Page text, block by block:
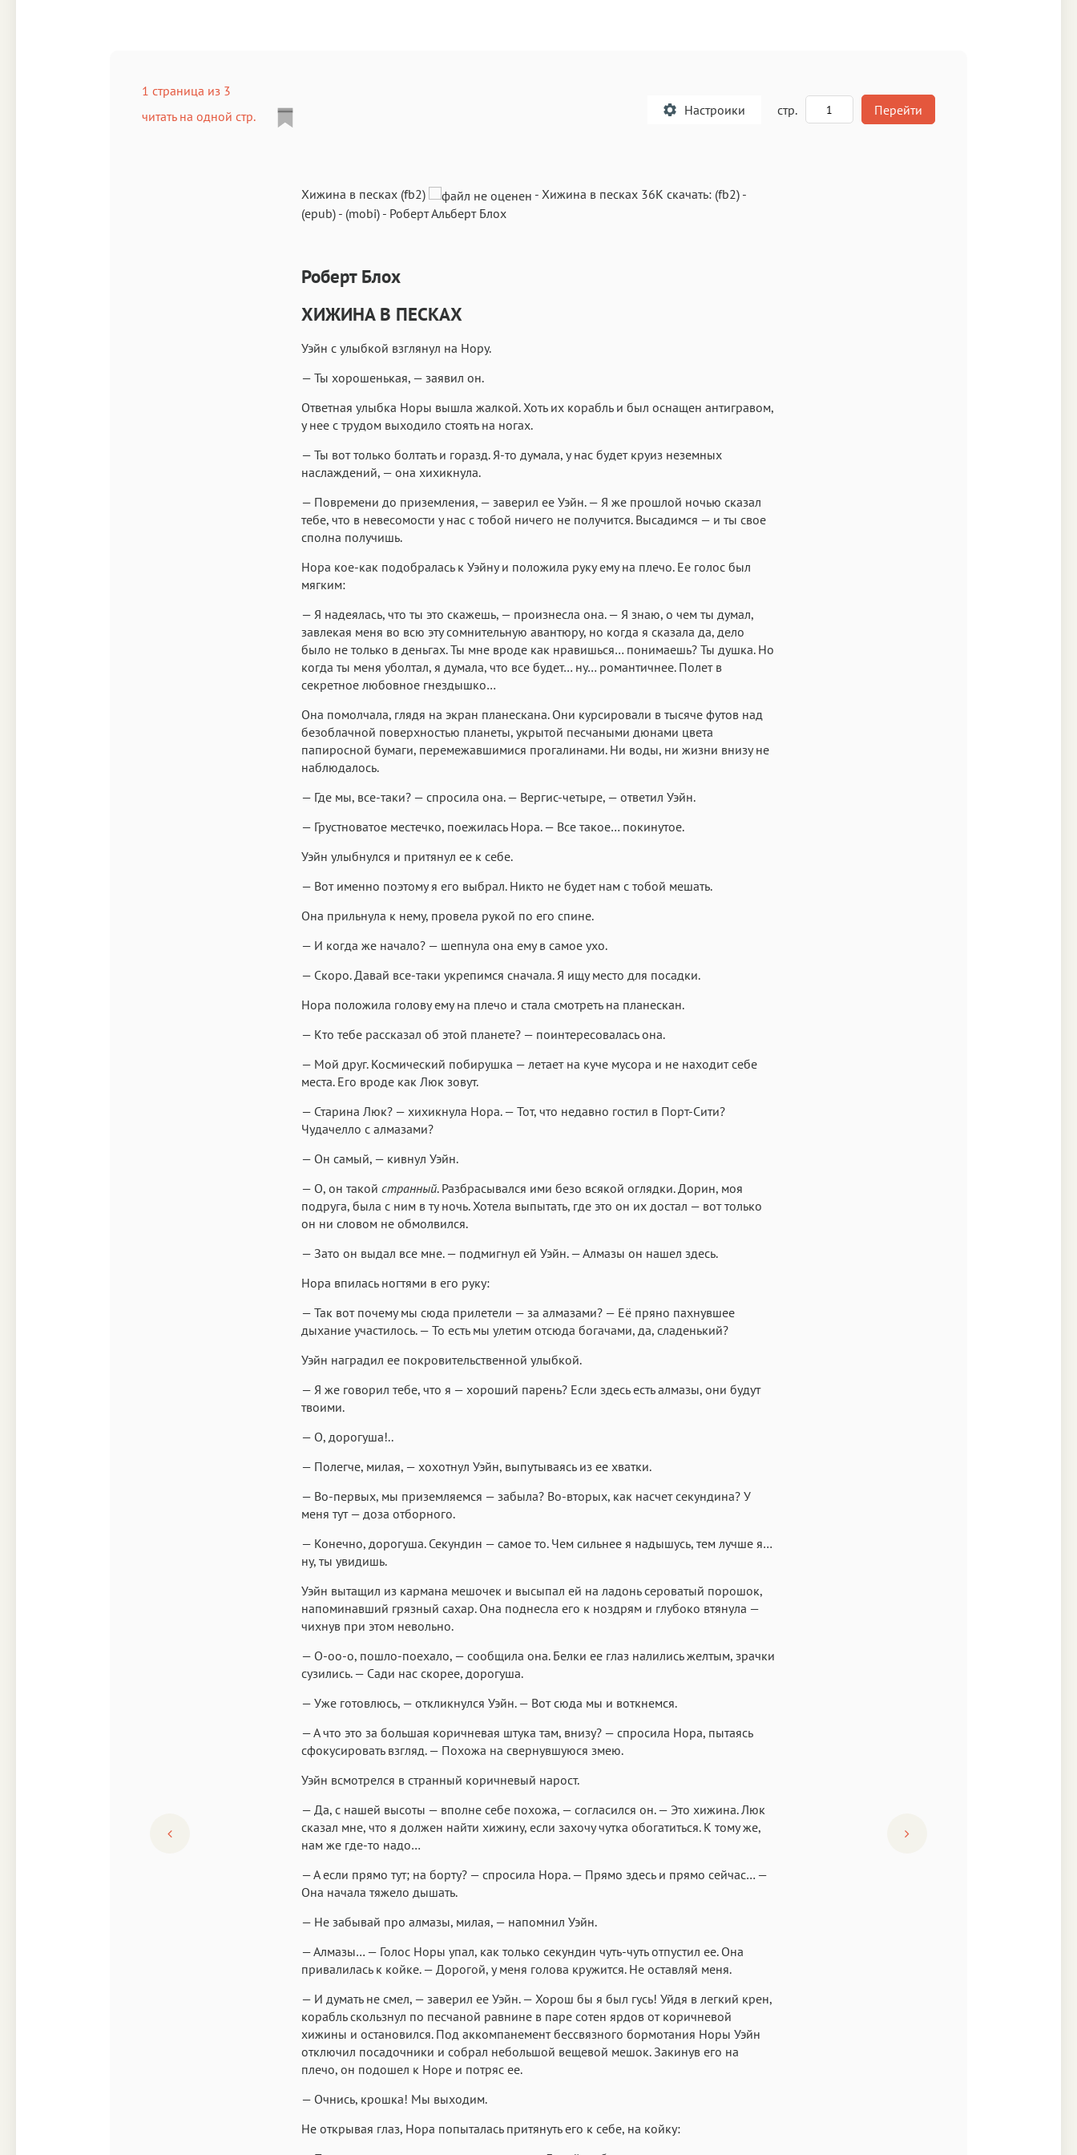
1 страница из 3
читать на одной стр.
Настроики
Аа
Аа
Iowan
Аа
San Francisco Аа Аа
Аа
Helvetica Neue
Аа Аа Аа
Аа
Courier
Аа
Courier New
Аа
Menlo
Аа
SF Mono
стр. Перейти
Хижина в песках (fb2) - Хижина в песках 36K скачать: (fb2) -
(epub) - (mobi) - Роберт Альберт Блох
Роберт Блох
ХИЖИНА В ПЕСКАХ
Уэйн с улыбкой взглянул на Нору.
— Ты хорошенькая, — заявил он.
Ответная улыбка Норы вышла жалкой. Хоть их корабль и был оснащен антигравом,
у нее с трудом выходило стоять на ногах.
— Ты вот только болтать и горазд. Я-то думала, у нас будет круиз неземных
наслаждений, — она хихикнула.
— Повремени до приземления, — заверил ее Уэйн. — Я же прошлой ночью сказал
тебе, что в невесомости у нас с тобой ничего не получится. Высадимся — и ты свое
сполна получишь.
Нора кое-как подобралась к Уэйну и положила руку ему на плечо. Ее голос был
мягким:
— Я надеялась, что ты это скажешь, — произнесла она. — Я знаю, о чем ты думал,
завлекая меня во всю эту сомнительную авантюру, но когда я сказала да, дело
было не только в деньгах. Ты мне вроде как нравишься… понимаешь? Ты душка. Но
когда ты меня уболтал, я думала, что все будет… ну… романтичнее. Полет в
секретное любовное гнездышко…
Она помолчала, глядя на экран планескана. Они курсировали в тысяче футов над
безоблачной поверхностью планеты, укрытой песчаными дюнами цвета
папиросной бумаги, перемежавшимися прогалинами. Ни воды, ни жизни внизу не
наблюдалось.
— Где мы, все-таки? — спросила она. — Вергис-четыре, — ответил Уэйн.
— Грустноватое местечко, поежилась Нора. — Все такое… покинутое.
Уэйн улыбнулся и притянул ее к себе.
— Вот именно поэтому я его выбрал. Никто не будет нам с тобой мешать.
Она прильнула к нему, провела рукой по его спине.
— И когда же начало? — шепнула она ему в самое ухо.
— Скоро. Давай все-таки укрепимся сначала. Я ищу место для посадки.
Нора положила голову ему на плечо и стала смотреть на планескан.
— Кто тебе рассказал об этой планете? — поинтересовалась она.
— Мой друг. Космический побирушка — летает на куче мусора и не находит себе
места. Его вроде как Люк зовут.
— Старина Люк? — хихикнула Нора. — Тот, что недавно гостил в Порт-Сити?
Чудачелло с алмазами?
— Он самый, — кивнул Уэйн.
— О, он такой странный. Разбрасывался ими безо всякой оглядки. Дорин, моя
подруга, была с ним в ту ночь. Хотела выпытать, где это он их достал — вот только
он ни словом не обмолвился.
— Зато он выдал все мне. — подмигнул ей Уэйн. — Алмазы он нашел здесь.
Нора впилась ногтями в его руку:
— Так вот почему мы сюда прилетели — за алмазами? — Её пряно пахнувшее
дыхание участилось. — То есть мы улетим отсюда богачами, да, сладенький?
Уэйн наградил ее покровительственной улыбкой.
— Я же говорил тебе, что я — хороший парень? Если здесь есть алмазы, они будут
твоими.
— О, дорогуша!..
— Полегче, милая, — хохотнул Уэйн, выпутываясь из ее хватки.
— Во-первых, мы приземляемся — забыла? Во-вторых, как насчет секундина? У
меня тут — доза отборного.
— Конечно, дорогуша. Секундин — самое то. Чем сильнее я надышусь, тем лучше я…
ну, ты увидишь.
Уэйн вытащил из кармана мешочек и высыпал ей на ладонь сероватый порошок,
напоминавший грязный сахар. Она поднесла его к ноздрям и глубоко втянула —
чихнув при этом невольно.
— О-оо-о, пошло-поехало, — сообщила она. Белки ее глаз налились желтым, зрачки
сузились. — Сади нас скорее, дорогуша.
— Уже готовлюсь, — откликнулся Уэйн. — Вот сюда мы и воткнемся.
— А что это за большая коричневая штука там, внизу? — спросила Нора, пытаясь
сфокусировать взгляд. — Похожа на свернувшуюся змею.
Уэйн всмотрелся в странный коричневый нарост.
— Да, с нашей высоты — вполне себе похожа, — согласился он. — Это хижина. Люк
сказал мне, что я должен найти хижину, если захочу чутка обогатиться. К тому же,
нам же где-то надо…
— А если прямо тут; на борту? — спросила Нора. — Прямо здесь и прямо сейчас… —
Она начала тяжело дышать.
— Не забывай про алмазы, милая, — напомнил Уэйн.
— Алмазы… — Голос Норы упал, как только секундин чуть-чуть отпустил ее. Она
привалилась к койке. — Дорогой, у меня голова кружится. Не оставляй меня.
— И думать не смел, — заверил ее Уэйн. — Хорош бы я был гусь! Уйдя в легкий крен,
корабль скользнул по песчаной равнине в паре сотен ярдов от коричневой
хижины и остановился. Под аккомпанемент бессвязного бормотания Норы Уэйн
отключил посадочники и собрал небольшой вещевой мешок. Закинув его на
плечо, он подошел к Норе и потряс ее.
— Очнись, крошка! Мы выходим.
Не открывая глаз, Нора попыталась притянуть его к себе, на койку: